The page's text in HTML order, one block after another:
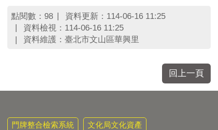
點閱數： 98
資料更新：114-06-16 11:25
資料檢視：114-06-16 11:25
資料維護：臺北市文山區華興里
回上一頁
門牌整合檢索系統 文化局文化資產